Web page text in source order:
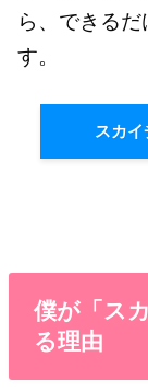
ら、できる
す。
スカイ
僕が「ス
る理由